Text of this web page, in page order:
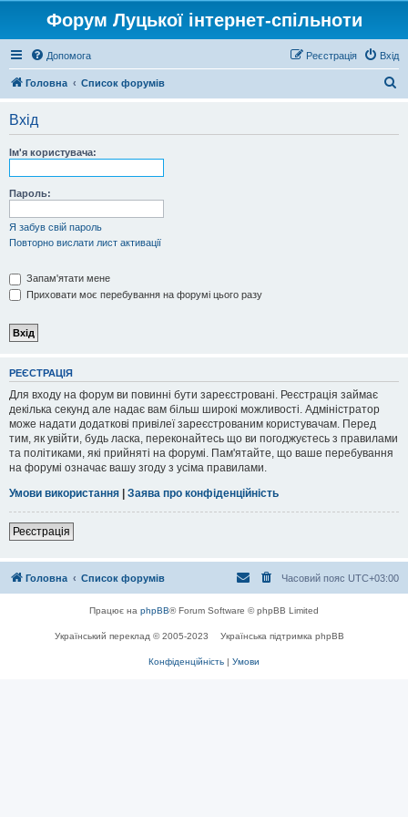
Форум Луцької інтернет-спільноти
Допомога Вхід
Реєстрація
Головна Список форумів
Вхід
Ім'я користувача:
Пароль:
Я забув свій пароль
Повторно вислати лист активації
Запам'ятати мене
Приховати моє перебування на форумі цього разу
РЕЄСТРАЦІЯ
Для входу на форум ви повинні бути зареєстровані. Реєстрація займає
декілька секунд але надає вам більш широкі можливості. Адміністратор
може надати додаткові привілеї зареєстрованим користувачам. Перед
тим, як увійти, будь ласка, переконайтесь що ви погоджуєтесь з правилами
та політиками, які прийняті на форумі. Пам'ятайте, що ваше перебування
на форумі означає вашу згоду з усіма правилами.
Умови використання | Заява про конфіденційність
Реєстрація
Головна Список форумів Часовий пояс UTC+03:00
Працює на phpBB® Forum Software © phpBB Limited
Український переклад © 2005-2023 Українська підтримка phpBB
Конфіденційність | Умови